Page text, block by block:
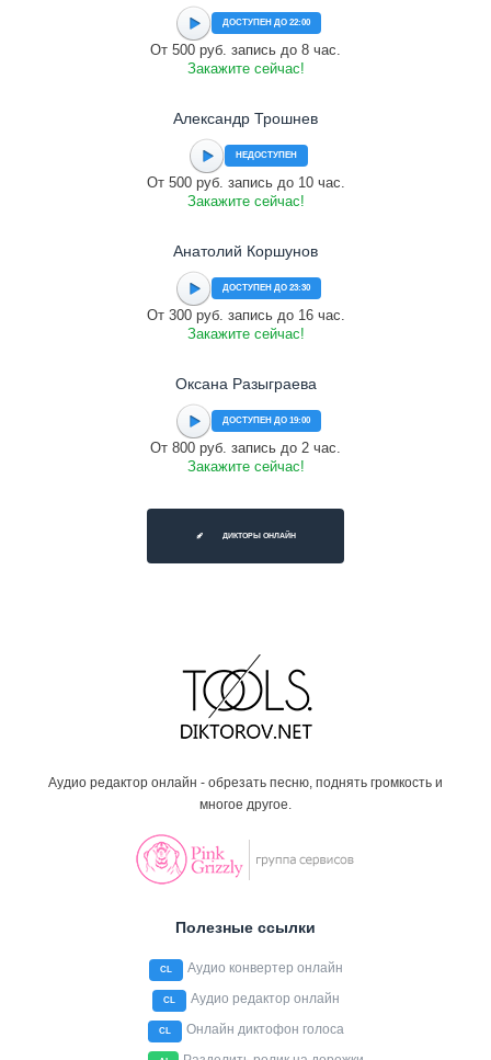
ДОСТУПЕН ДО 22:00
От 500 руб. запись до 8 час.
Закажите сейчас!
Александр Трошнев
НЕДОСТУПЕН
От 500 руб. запись до 10 час.
Закажите сейчас!
Анатолий Коршунов
ДОСТУПЕН ДО 23:30
От 300 руб. запись до 16 час.
Закажите сейчас!
Оксана Разыграева
ДОСТУПЕН ДО 19:00
От 800 руб. запись до 2 час.
Закажите сейчас!
ДИКТОРЫ ОНЛАЙН
Аудио редактор онлайн - обрезать песню, поднять громкость и
многое другое.
Полезные ссылки
CL Аудио конвертер онлайн
CL Аудио редактор онлайн
CL Онлайн диктофон голоса